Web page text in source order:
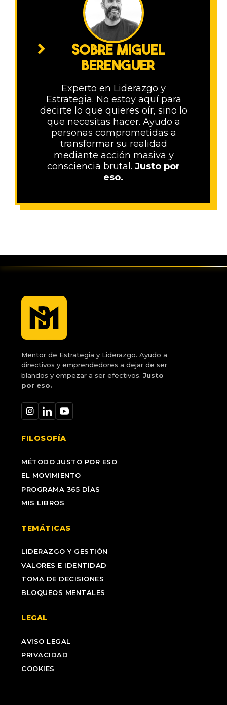
SOBRE MIGUEL
BERENGUER
Experto en Liderazgo y
Estrategia. No estoy aquí para
decirte lo que quieres oír, sino lo
que necesitas hacer. Ayudo a
personas comprometidas a
transformar su realidad
mediante acción masiva y
consciencia brutal. Justo por
eso.
Mentor de Estrategia y Liderazgo. Ayudo a
directivos y emprendedores a dejar de ser
blandos y empezar a ser efectivos.Justo
por eso.
FILOSOFÍA
MÉTODO JUSTO POR ESO
EL MOVIMIENTO
PROGRAMA 365 DÍAS
MIS LIBROS
TEMÁTICAS
LIDERAZGO Y GESTIÓN
VALORES E IDENTIDAD
TOMA DE DECISIONES
BLOQUEOS MENTALES
LEGAL
AVISO LEGAL
PRIVACIDAD
COOKIES